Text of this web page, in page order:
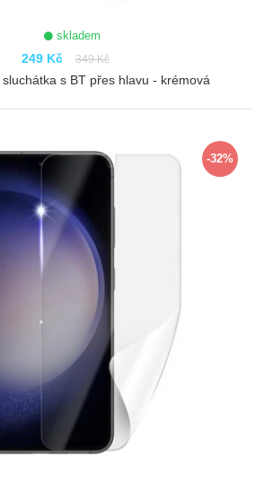
skladem
249 Kč 349 Kč
s BT přes hlavu - krémová
-32%